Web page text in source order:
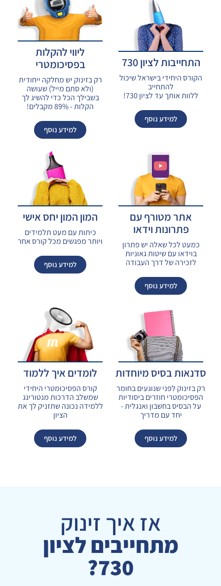
התחייבות לציון 730
הקורס היחידי בישראל שיכול
להתחייב
ללוות אותך עד לציון 730!
למידע נוסף
ליווי להקלות
בפסיכומטרי
רק בזינוק יש מחלקה ייחודית
(ולא סתם מייל) שעושה
בשבילך הכל כדי להשיג לך
הקלות - 89% מקבלים!
למידע נוסף
אתר מטורף עם
פתרונות וידאו
כמעט לכל שאלה יש פתרון
בוידאו עם שיטות גאוניות
לזכירה של דרך העבודה
למידע נוסף
המון המון יחס אישי
כיתות עם מעט תלמידים
ויותר מפגשים מכל קורס אחר
למידע נוסף
סדנאות בסיס מיוחדות
רק בזינוק לפני שנוגעים בחומר
הפסיכומטרי חוזרים ביסודיות
על הבסיס בחשבון ואנגלית -
יחד עם מדריך
למידע נוסף
לומדים איך ללמוד
קורס הפסיכומטרי היחידי
שמשלב הדרכות מנטורינג
ללמידה נכונה שתזניק לך את
הציון
למידע נוסף
אז איך זינוק
מתחייבים לציון
730?